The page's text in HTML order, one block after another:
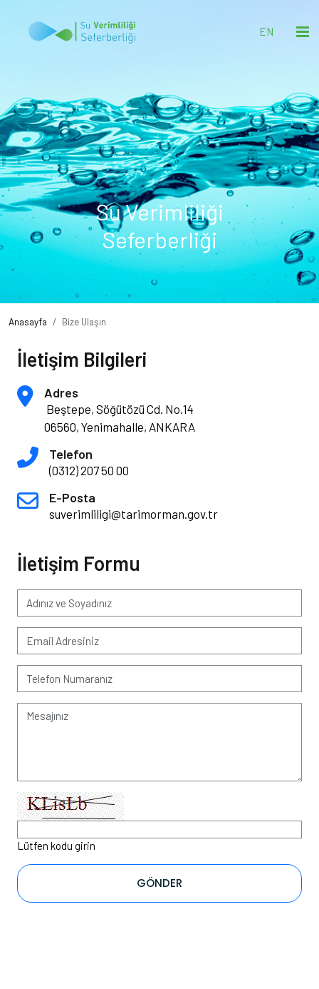
EN
Su Verimliliği
Seferberliği
Anasayfa Bize Ulaşın
İletişim Bilgileri
Adres
Beştepe, Söğütözü Cd. No.14
06560, Yenimahalle, ANKARA
Telefon
(0312) 207 50 00
E-Posta
suverimliligi@tarimorman.gov.tr
İletişim Formu
Lütfen kodu girin
GÖNDER